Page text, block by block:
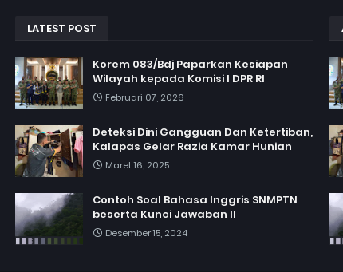
LATEST POST
Korem 083/Bdj Paparkan Kesiapan
Wilayah kepada Komisi I DPR RI
Februari 07, 2026
Deteksi Dini Gangguan Dan Ketertiban,
Kalapas Gelar Razia Kamar Hunian
Maret 16, 2025
Contoh Soal Bahasa Inggris SNMPTN
beserta Kunci Jawaban II
Desember 15, 2024